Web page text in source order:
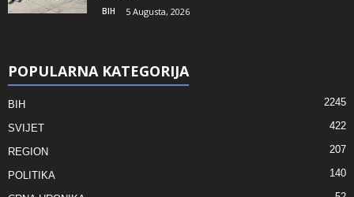
BIH 5 Augusta, 2026
POPULARNA KATEGORIJA
BIH 2245
SVIJET 422
REGION 207
POLITIKA 140